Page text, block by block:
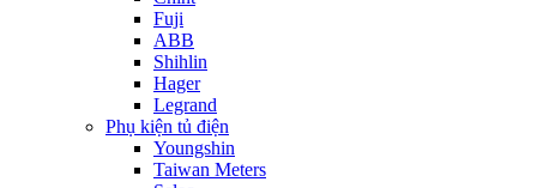
Fuji
ABB
Shihlin
Hager
Legrand
Phụ kiện tủ điện
Youngshin
Taiwan Meters